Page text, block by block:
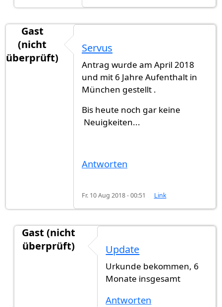
Gast
(nicht
überprüft)
Servus
Antrag wurde am April 2018
und mit 6 Jahre Aufenthalt in
München gestellt .
Bis heute noch gar keine
Neuigkeiten...
Antworten
Fr. 10 Aug 2018 - 00:51 Link
Gast (nicht
überprüft)
vonGast (nicht überprüft)
Update
Urkunde bekommen, 6
Monate insgesamt
Antworten